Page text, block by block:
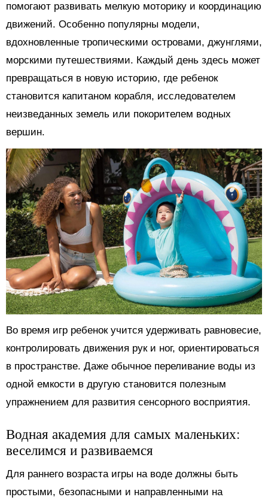
помогают развивать мелкую моторику и координацию
движений. Особенно популярны модели,
вдохновленные тропическими островами, джунглями,
морскими путешествиями. Каждый день здесь может
превращаться в новую историю, где ребенок
становится капитаном корабля, исследователем
неизведанных земель или покорителем водных
вершин.
Во время игр ребенок учится удерживать равновесие,
контролировать движения рук и ног, ориентироваться
в пространстве. Даже обычное переливание воды из
одной емкости в другую становится полезным
упражнением для развития сенсорного восприятия.
Водная академия для самых маленьких:
веселимся и развиваемся
Для раннего возраста игры на воде должны быть
простыми, безопасными и направленными на